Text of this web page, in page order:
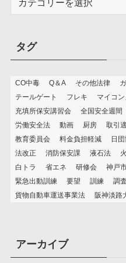
ー
タグ
CO中毒 Q＆A その他法律
テールゲート
フレキ マイコ
充填所保安講習会
全国安全週間
労働安全法
動画 厨房 取引
教育委員会
料金負担軽減 日
法改正
消防保安課 液石法
白トラ
省エネ 研修会 神戸
緊急出動訓練
要望 訓練 調
貨物自動車運送事業法
阪神淡路
アーカイブ